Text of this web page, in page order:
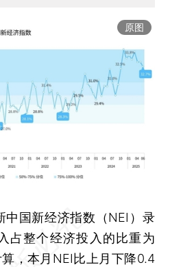
原图
国新经济指数（NEI）录
占整个经济投入的比重为
，本月NEI比上月下降0.4